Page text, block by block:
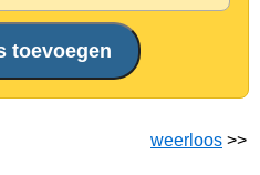
weerloos >>